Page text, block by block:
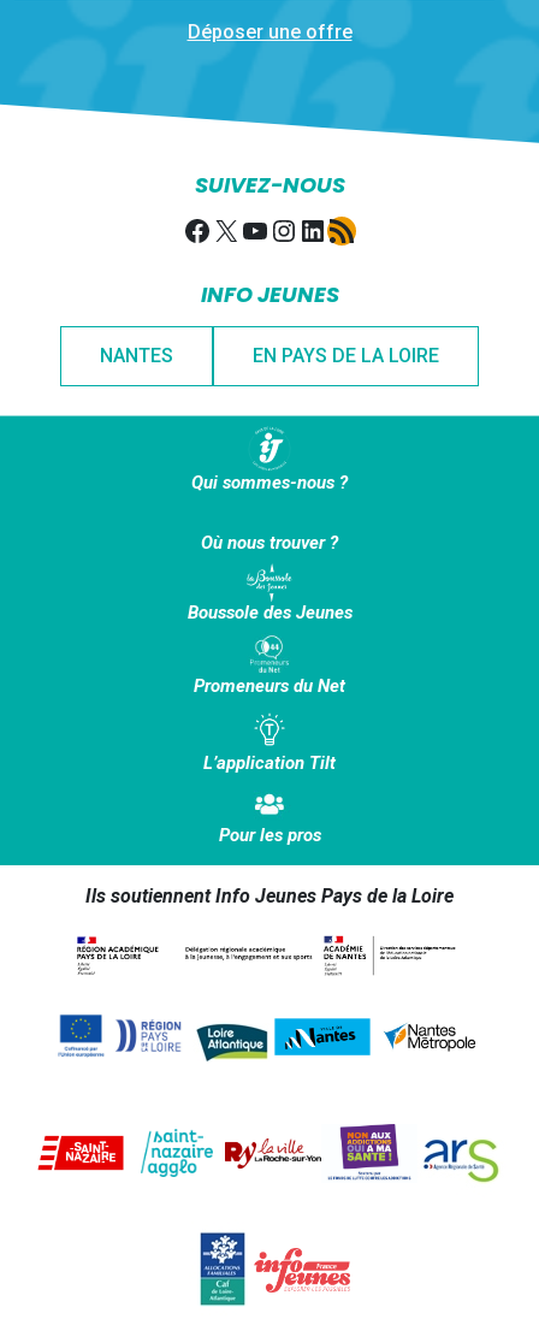
Déposer une offre
SUIVEZ-NOUS
Facebook
X YouTube
Instagram
LinkedIn
Flux RSS
INFO JEUNES
NANTES EN PAYS DE LA LOIRE
Qui sommes-nous ?
Où nous trouver ?
Boussole des Jeunes
Promeneurs du Net
L’application Tilt
Pour les pros
Ils soutiennent Info Jeunes Pays de la Loire